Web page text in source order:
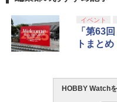
イベント
「第63
トまと
HOBBY Watch